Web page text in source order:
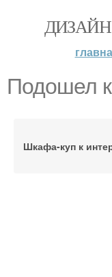
ДИЗАЙН
Подошел
Шкафа-куп к